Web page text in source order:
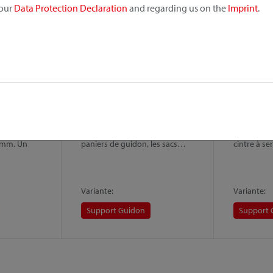
Un
Fixation Caddy Oversize
paniers de guidon, les sacs…
Variante:
Support Guidon
Support
Si vous
panier
cintre à
Variante:
Support
Data Protection Declaration and regarding us on the Imprint.